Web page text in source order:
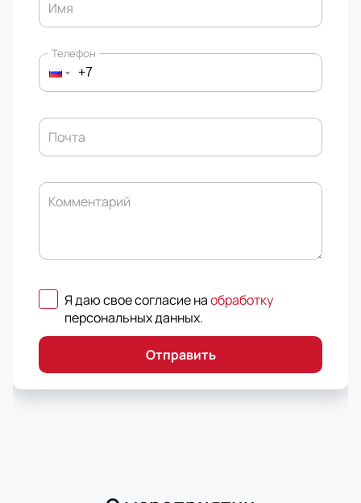
Имя
Телефон
Почта
Комментарий
Я даю свое согласие наобработку
персональных данных.
Отправить